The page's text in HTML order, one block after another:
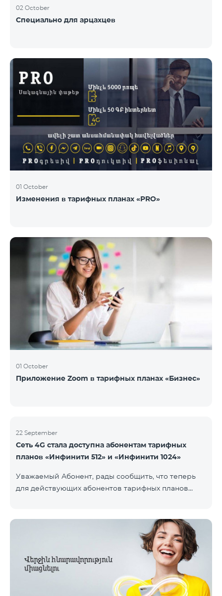
02 October
Специально для арцахцев
01 October
Изменения в тарифных планах «PRO»
01 October
Приложение Zoom в тарифных планах «Бизнес»
22 September
Сеть 4G стала доступна абонентам тарифных
планов «Инфинити 512» и «Инфинити 1024»
Уважаемый Абонент, рады сообщить, что теперь
для действующих абонентов тарифных планов
совместима с 4G сетью, то необходимо поменять
её на 4G USIM карту. Стоимость смены SIM-карты
200 драм. Совместимость SIM карты и телефона с
сетью 4G можно проверить, набрав запрос *444# с
мобильного телефона. Ограничения скорости
интернет связи действуют согласно условиям